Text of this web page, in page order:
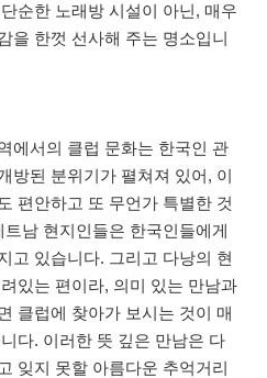
순한 노래방 시설이 아닌, 매우
을 한껏 선사해 주는 명소입니
에서의 클럽 문화는 한국인 관
방된 분위기가 펼쳐져 있어, 이
편안하고 또 무언가 특별한 것
남 현지인들은 한국인들에게
고 있습니다. 그리고 다낭의 현
있는 편이라, 의미 있는 만남과
클럽에 찾아가 보시는 것이 매
다. 이러한 뜻 깊은 만남은 다
잊지 못할 아름다운 추억거리